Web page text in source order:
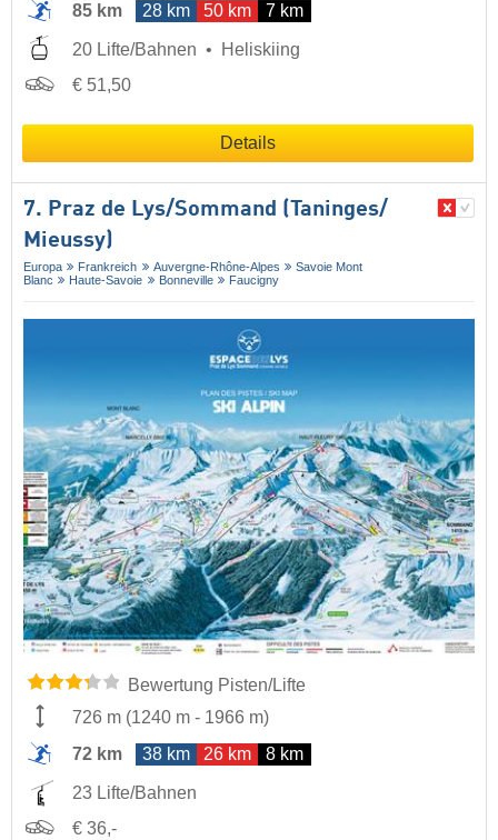
85 km
28 km 50 km 7 km
20 Lifte/Bahnen
Heliskiing
€ 51,50
Details
7. Praz de Lys/​Sommand (Taninges/​
Mieussy)
Europa Frankreich Auvergne-Rhône-Alpes
Savoie Mont
Blanc
Haute-Savoie Bonneville Faucigny
Bewertung Pisten/Lifte
726 m (1240 m - 1966 m)
72 km
38 km 26 km 8 km
23 Lifte/Bahnen
€ 36,-